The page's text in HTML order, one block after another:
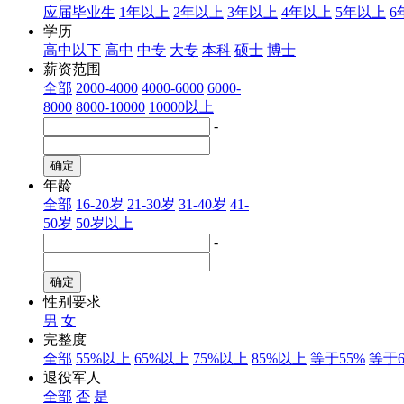
应届毕业生 1年以上 2年以上 3年以上 4年以上 5年以上 6
学历
高中以下 高中 中专 大专 本科 硕士 博士
薪资范围
全部 2000-4000 4000-6000 6000-
8000 8000-10000 10000以上
-
年龄
全部 16-20岁 21-30岁 31-40岁 41-
50岁 50岁以上
-
性别要求
男 女
完整度
全部 55%以上 65%以上 75%以上 85%以上 等于55% 等于
退役军人
全部 否 是